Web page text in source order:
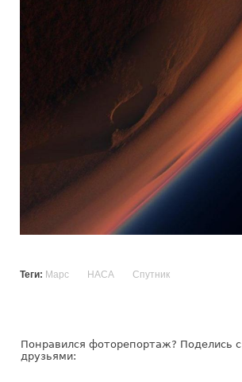
Теги: Марс НАСА Спутник
Понравился фоторепортаж? Поделись с
друзьями: